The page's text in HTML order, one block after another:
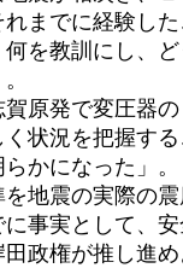
までに経験し
を教訓にし、
原発で変圧器
状況を把握す
かになった」。
地震の実際の
事実として、
政権が推し進